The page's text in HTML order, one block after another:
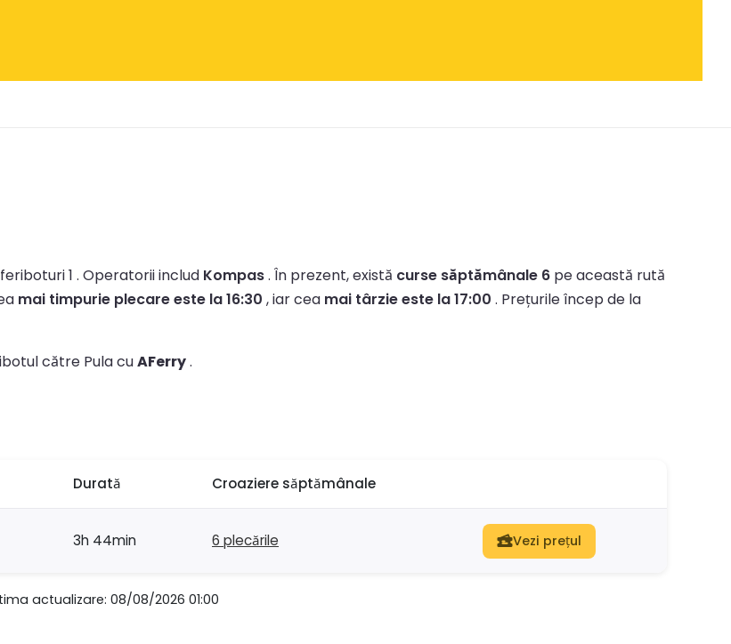
1 . Operatorii includ Kompas. În prezent, există curse săptămânale 6 pe această rută
mai timpurie plecare este la 16:30 , iar cea mai târzie este la 17:00 . Prețurile încep de la
către Pula cuAFerry.
Durată Croaziere săptămânale
3h 44min 6 plecările Vezi prețul
actualizare: 08/08/2026 01:00